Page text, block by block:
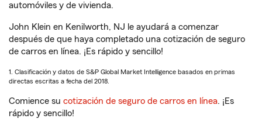
automóviles y de vivienda.
John Klein en Kenilworth, NJ le ayudará a comenzar
después de que haya completado una cotización de seguro
de carros en línea. ¡Es rápido y sencillo!
1. Clasificación y datos de S&P Global Market Intelligence basados en primas
directas escritas a fecha del 2018.
Comience su cotización de seguro de carros en línea. ¡Es
rápido y sencillo!